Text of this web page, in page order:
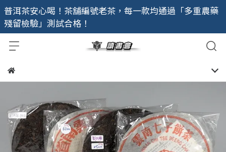
普洱茶安心喝！茶舖編號老茶，每一款均通過「多重農藥
殘留檢驗」測試合格！